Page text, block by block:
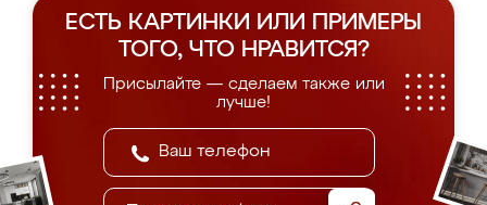
ЕСТЬ КАРТИНКИ ИЛИ ПРИМЕРЫ
ТОГО, ЧТО НРАВИТСЯ?
Присылайте — сделаем также или
лучше!